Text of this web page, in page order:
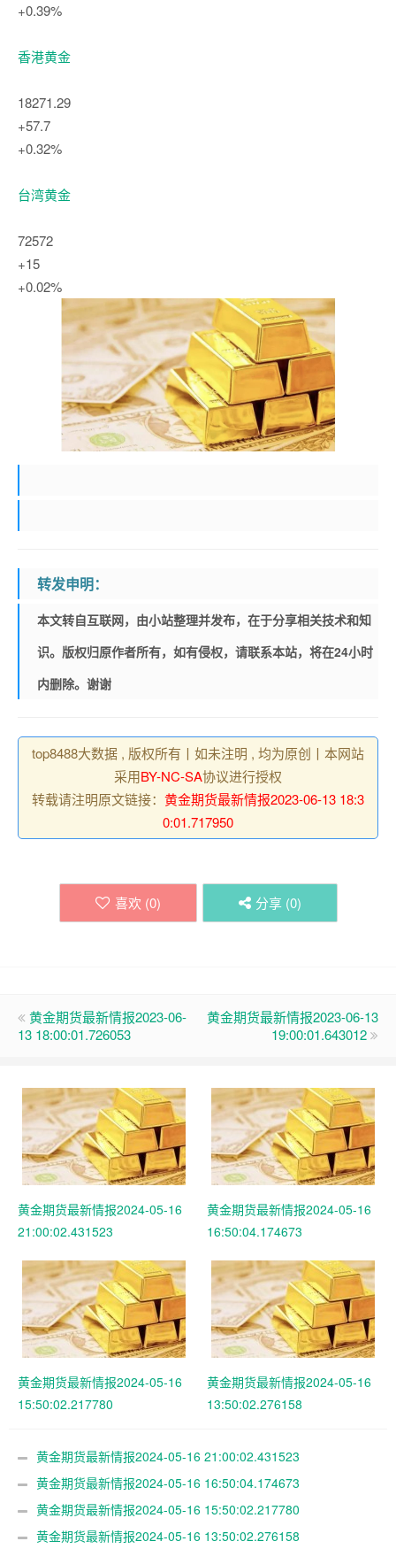
+0.39%
香港黄金
18271.29
+57.7
+0.32%
台湾黄金
72572
+15
+0.02%
转发申明：
本文转自互联网，由小站整理并发布，在于分享相关技术和知
识。版权归原作者所有，如有侵权，请联系本站，将在24小时
内删除。谢谢
top8488大数据 , 版权所有丨如未注明 , 均为原创丨本网站
采用BY-NC-SA协议进行授权
转载请注明原文链接： 黄金期货最新情报2023-06-13 18:3
0:01.717950
喜欢 (0) 分享 (0)
黄金期货最新情报2023-06-
13 18:00:01.726053
黄金期货最新情报2023-06-13
19:00:01.643012
黄金期货最新情报2024-05-16
21:00:02.431523
黄金期货最新情报2024-05-16
16:50:04.174673
黄金期货最新情报2024-05-16
15:50:02.217780
黄金期货最新情报2024-05-16
13:50:02.276158
黄金期货最新情报2024-05-16 21:00:02.431523
黄金期货最新情报2024-05-16 16:50:04.174673
黄金期货最新情报2024-05-16 15:50:02.217780
黄金期货最新情报2024-05-16 13:50:02.276158